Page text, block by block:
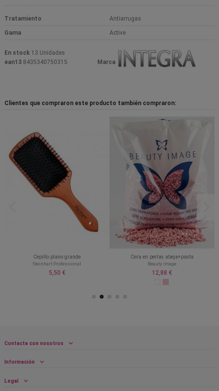
Tratamiento Antiarrugas
Gama Active
Marca
En stock 13 Unidades
ean13 8435340750315
Clientes que compraron este producto también compraron:
Cepillo plano grande
Steinhart Professional
5,50 €
Cera en perlas abeja+pasta
Beauty Image
12,88 €
Contacta con nosotros
Información
Legal